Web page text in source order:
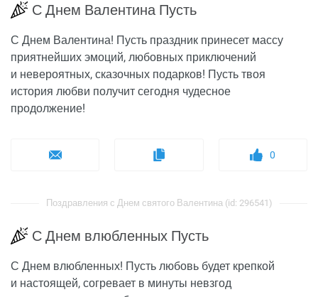
С Днем Валентина Пусть
С Днем Валентина! Пусть праздник принесет массу
приятнейших эмоций, любовных приключений
и невероятных, сказочных подарков! Пусть твоя
история любви получит сегодня чудесное
продолжение!
0
Поздравления с Днем святого Валентина (id: 296541)
С Днем влюбленных Пусть
С Днем влюбленных! Пусть любовь будет крепкой
и настоящей, согревает в минуты невзгод